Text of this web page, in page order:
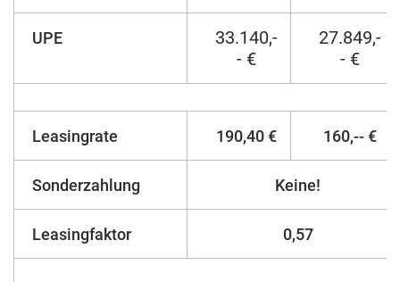
UPE
33.140,-
- €
27.849,-
- €
Leasingrate 190,40 € 160,-- €
Sonderzahlung Keine!
Leasingfaktor 0,57